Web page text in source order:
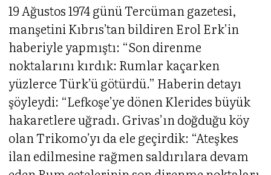
19 Ağustos 1974 günü Tercüman gazetesi,
manşetini Kıbrıs’tan bildiren Erol Erk’in
haberiyle yapmıştı: “Son direnme
noktalarını kırdık: Rumlar kaçarken
yüzlerce Türk’ü götürdü.” Haberin detayı
şöyleydi: “Lefkoşe’ye dönen Klerides büyük
hakaretlere uğradı. Grivas’ın doğduğu köy
olan Trikomo’yı da ele geçirdik: “Ateşkes
ilan edilmesine rağmen saldırılara devam